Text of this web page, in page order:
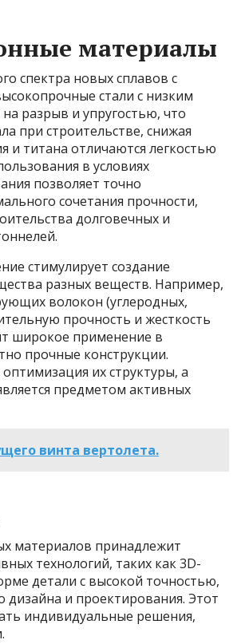
материалы
спектра новых сплавов с
стали с низким
разрыв и упругостью, что
при строительстве, снижая
и титана отличаются легкостью
в условиях
позволяет точно
сочетания прочности,
долговечных и
стимулирует создание
разных веществ. Например,
волокон (углеродных,
прочность и жесткость
широкое применение в
прочные конструкции.
их структуры, а
предметом активных
винта вертолета.
материалов принадлежит
технологий, таких как 3D-
детали с высокой точностью,
и проектирования. Этот
индивидуальные решения,